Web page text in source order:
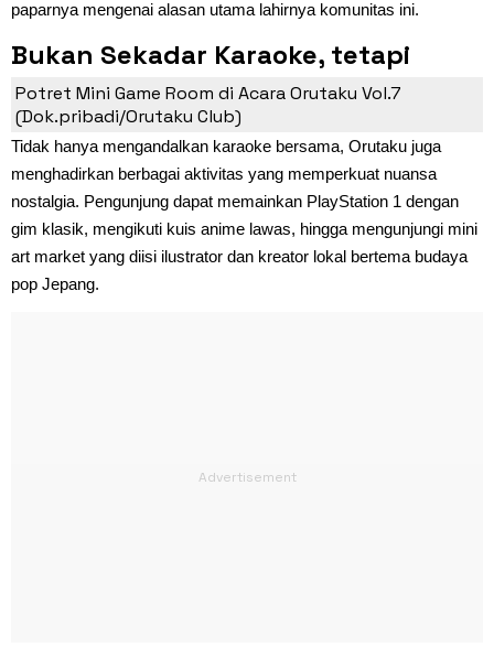
paparnya mengenai alasan utama lahirnya komunitas ini.
Bukan Sekadar Karaoke, tetapi
Perjalanan Kembali ke Masa Kecil
Potret Mini Game Room di Acara Orutaku Vol.7
(Dok.pribadi/Orutaku Club)
Tidak hanya mengandalkan karaoke bersama, Orutaku juga
menghadirkan berbagai aktivitas yang memperkuat nuansa
nostalgia. Pengunjung dapat memainkan PlayStation 1 dengan
gim klasik, mengikuti kuis anime lawas, hingga mengunjungi mini
art market yang diisi ilustrator dan kreator lokal bertema budaya
pop Jepang.